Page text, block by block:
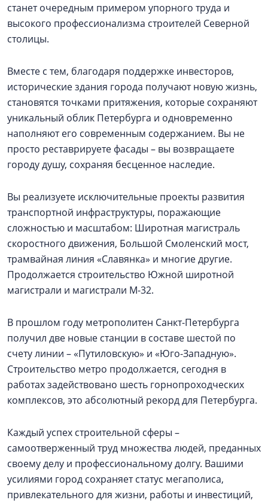
станет очередным примером упорного труда и
высокого профессионализма строителей Северной
столицы.
Вместе с тем, благодаря поддержке инвесторов,
исторические здания города получают новую жизнь,
становятся точками притяжения, которые сохраняют
уникальный облик Петербурга и одновременно
наполняют его современным содержанием. Вы не
просто реставрируете фасады – вы возвращаете
городу душу, сохраняя бесценное наследие.
Вы реализуете исключительные проекты развития
транспортной инфраструктуры, поражающие
сложностью и масштабом: Широтная магистраль
скоростного движения, Большой Смоленский мост,
трамвайная линия «Славянка» и многие другие.
Продолжается строительство Южной широтной
магистрали и магистрали М-32.
В прошлом году метрополитен Санкт-Петербурга
получил две новые станции в составе шестой по
счету линии – «Путиловскую» и «Юго-Западную».
Строительство метро продолжается, сегодня в
работах задействовано шесть горнопроходческих
комплексов, это абсолютный рекорд для Петербурга.
Каждый успех строительной сферы –
самоотверженный труд множества людей, преданных
своему делу и профессиональному долгу. Вашими
усилиями город сохраняет статус мегаполиса,
привлекательного для жизни, работы и инвестиций,